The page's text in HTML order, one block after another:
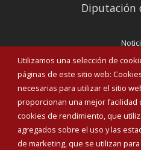
Utilizamos una selección de
páginas de este sitio web:
necesarias para utilizar el sitio
proporcionan una mejor facilidad
cookies de rendimiento, que
agregados sobre el uso y las
de marketing, que se utilizan
Diputación
Corporación
Teléfonos
INICIAR
MAPA